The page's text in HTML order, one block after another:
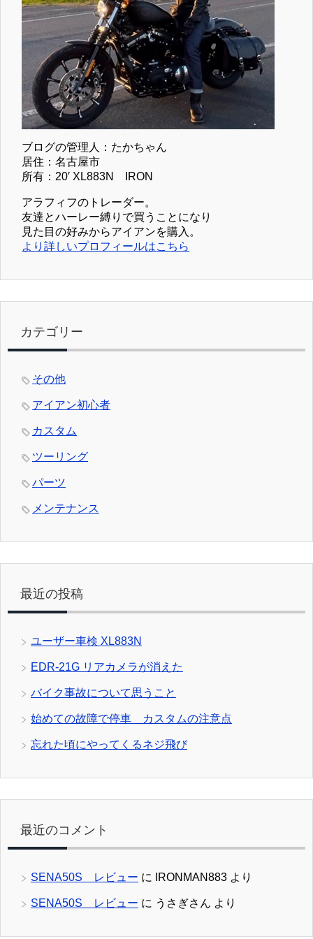
ブログの管理人：たかちゃん
居住：名古屋市
所有：20′ XL883N IRON
アラフィフのトレーダー。
友達とハーレー縛りで買うことになり
見た目の好みからアイアンを購入。
より詳しいプロフィールはこちら
カテゴリー
その他
アイアン初心者
カスタム
ツーリング
パーツ
メンテナンス
最近の投稿
ユーザー車検 XL883N
EDR-21G リアカメラが消えた
バイク事故について思うこと
始めての故障で停車 カスタムの注意点
忘れた頃にやってくるネジ飛び
最近のコメント
SENA50S レビュー に IRONMAN883 より
SENA50S レビュー に うさぎさん より